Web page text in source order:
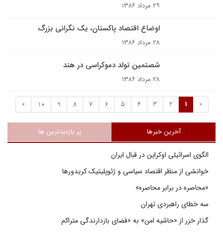
۲۹ مرداد ۱۳۸۶
اوضاع اقتصاد پاکستان، یک نگرانی بزرگ
۲۸ مرداد ۱۳۸۶
شصتمین تولد دموکراسی در هند
۲۸ مرداد ۱۳۸۶
«
1
2
3
4
5
6
7
8
9
10
»
آخرین خبرها پر بازدیدترین ها
الگوی اسرائیلی اوکراین در قبال ایران
خوانشی از منظر اقتصاد سیاسی و ژئوپلیتیک کریدورها
«محاصره در برابر محاصره»
سه خطای راهبردی تهران
گذار خزر از «حاشیه امن» به «فضای بازدارندگی متراکم